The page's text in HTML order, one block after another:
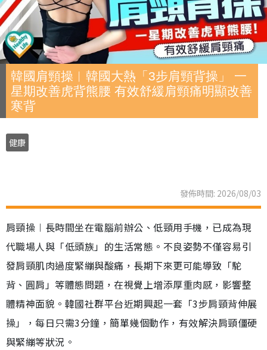
韓國肩頸操︱韓國大熱「3步肩頸背操」 一
星期改善虎背熊腰 有效舒緩肩頸痛明顯改善
寒背
健康
發佈時間: 2026/08/03
肩頸操︱長時間坐在電腦前辦公、低頸用手機，已成為現
代職場人與「低頭族」的生活常態。不良姿勢不僅容易引
發肩頸肌肉過度緊繃與酸痛，長期下來更可能導致「駝
背、圓肩」等體態問題，在視覺上增添厚重肉感，影響整
體精神面貌。韓國社群平台近期興起一套「3步肩頸背伸展
操」，每日只需3分鐘，簡單幾個動作，有效解決肩頸僵硬
與緊繃等狀況。